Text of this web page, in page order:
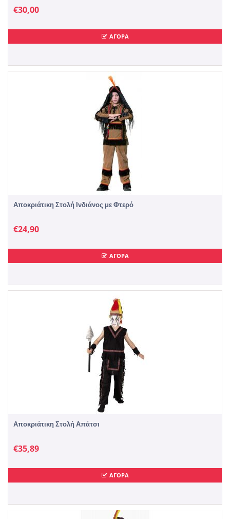
€30,00
ΑΓΟΡΑ
Αποκριάτικη Στολή Ινδιάνος με Φτερό
€24,90
ΑΓΟΡΑ
Αποκριάτικη Στολή Απάτσι
€35,89
ΑΓΟΡΑ